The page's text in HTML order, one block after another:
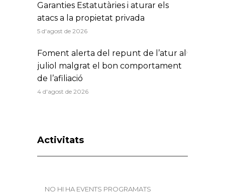
Garanties Estatutàries i aturar els
atacs a la propietat privada
5 d'agost de 2026
Foment alerta del repunt de l’atur al
juliol malgrat el bon comportament
de l’afiliació
4 d'agost de 2026
Activitats
NO HI HA EVENTS PROGRAMATS